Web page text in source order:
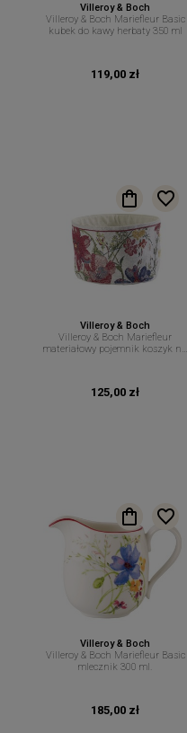
Villeroy & Boch
Villeroy & Boch Mariefleur Basic
kubek do kawy herbaty 350 ml
119,00 zł
Villeroy & Boch
Villeroy & Boch Mariefleur
materiałowy pojemnik koszyk na
125,00 zł
Villeroy & Boch
Villeroy & Boch Mariefleur Basic
mlecznik 300 ml.
185,00 zł